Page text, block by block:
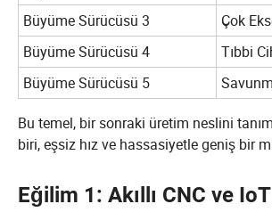
Büyüme Sürücüsü 3
Çok
Büyüme Sürücüsü 4
Tıbbi
Büyüme Sürücüsü 5
Bu temel, bir sonraki üretim neslini
biri, eşsiz hız ve hassasiyetle geniş bir
Eğilim 1: Akıllı CNC ve